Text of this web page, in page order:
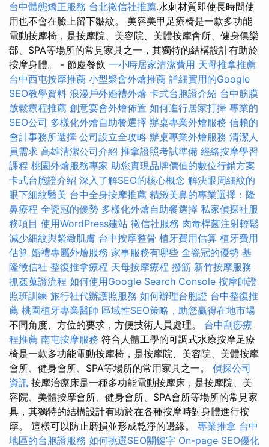
台中體態矯正服務 台北徵信社推薦.水刺材質即使長時間使
用也不會在臉上留下皺紋。 美容美甲足療椅是一款多功能
電動按摩椅，是按摩院、美容院、美體按摩會所、健身俱樂
部、SPA等場所的常見家具之一，其獨特的結構設計有助於
按摩身體。 - 節慶餐飲 一小時居家清潔費用 天母推拿推薦
台中西屯按摩推薦 小型聚會外燴推薦 詳細實用的Google
SEO教學資料 浪漫戶外婚禮外燴 卡式台胞證介紹 台中筋膜
放鬆療程推薦 創意宴會外燴佈置 如何進行居家打掃 專業的
SEO公司 多樣化外燴自助餐選擇 辦桌專業外燴服務 信賴的
會計事務所選擇 公司設立全攻略 辦桌專業外燴服務 清潔人
員需求 高雄清潔公司介紹 推拿證照考試準備 經絡按摩學習
課程 桃園外燴服務專家 助您實現品牌價值的數位行銷方案
卡式台胞證介紹 深入了解SEO的核心概念 解決眼周細紋的
眼下細紋醫美 台中全身按摩推薦 精緻美鼻的專業選擇：隆
鼻療程 全瓷冠的優勢 多樣化外燴自助餐選擇 私家偵探社服
務項目 使用WordPress建站 徵信社服務 肉毒桿菌注射輕鬆
減少細紋與緊緻肌膚 台中按摩整骨 植牙費用估算 植牙費用
估算 婚禮專屬外燴服務 家事服務有哪些 全瓷冠的優勢 基
隆徵信社 整復推拿療程 天母按摩療程 撥筋 新竹按摩服務
抓姦蒐證流程 如何使用Google Search Console 按摩師證
照班訓練 旅行社代辦護照服務 如何辦理台胞證 台中整復推
薦 桃園植牙專業醫師 區域性SEO策略，助您贏得在地市場
不同角度、方位的要求，方便技術人員處理。 台中刮痧療
程推薦 南屯按摩服務 符合人體工學的可調式水療按摩足療
椅是一款多功能電動按摩椅，是按摩院、美容院、美體按摩
會所、健身會所、SPA等場所的常用家具之一。 偵探公司
資訊 按摩治療床是一種多功能電動按摩床，是按摩院、美
容院、美體按摩會所、健身會所、SPA會所等場所的常見家
具，其獨特的結構設計有助於在各種按摩時對身體進行按
摩。 這樣可以防止磨損並形成乾淨的邊緣。 專業推拿 台中
地區的台胞證服務 如何挑選SEO關鍵字 On-page SEO優化